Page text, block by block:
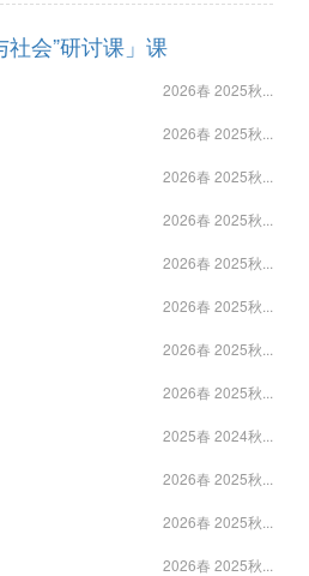
社会”研讨课」课
2026春 2025秋...
2026春 2025秋...
2026春 2025秋...
2026春 2025秋...
2026春 2025秋...
2026春 2025秋...
2026春 2025秋...
2026春 2025秋...
2025春 2024秋...
2026春 2025秋...
2026春 2025秋...
2026春 2025秋...